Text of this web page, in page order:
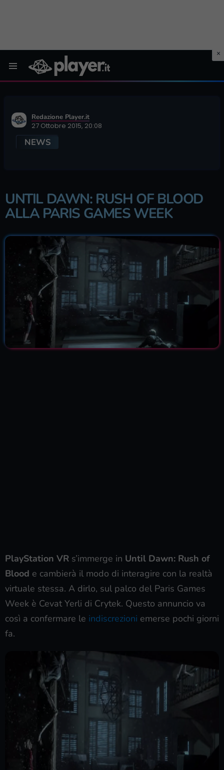
Redazione Player.it
27 Ottobre 2015, 20:08
NEWS
UNTIL DAWN: RUSH OF BLOOD
ALLA PARIS GAMES WEEK
PlayStation VR s’immerge in Until Dawn: Rush of
Blood e cambierà il modo di interagire con la realtà
virtuale stessa. A dirlo, sul palco del Paris Games
Week è Cevat Yerli di Crytek. Questo annuncio va
così a confermare le indiscrezioni emerse pochi giorni
fa.